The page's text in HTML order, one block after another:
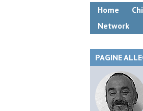
Home
Network
PAGINE